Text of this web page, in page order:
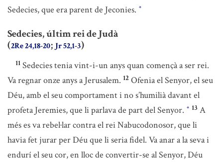
Sedecies, que era parent de Jeconies. *
Sedecies, últim rei de Judà
(2Re 24,18-20;Jr 52,1-3)
11 Sedecies tenia vint-i-un anys quan començà a ser rei.
Va regnar onze anys a Jerusalem. 12 Ofenia el Senyor, el seu
Déu, amb el seu comportament i no s’humilià davant el
profeta Jeremies, que li parlava de part del Senyor. * 13 A
més es va rebel·lar contra el rei Nabucodonosor, que li
havia fet jurar per Déu que li seria fidel. Va anar a la seva i
endurí el seu cor, en lloc de convertir-se al Senyor, Déu